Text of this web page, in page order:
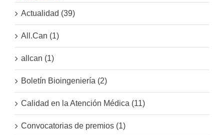
Actualidad (39)
All.Can (1)
allcan (1)
Boletín Bioingeniería (2)
Calidad en la Atención Médica (11)
Convocatorias de premios (1)